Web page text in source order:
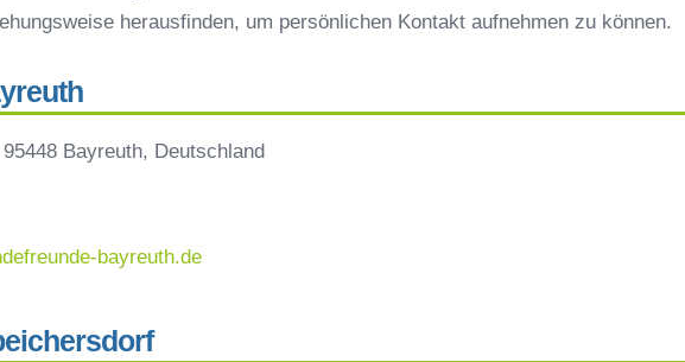
herausfinden, um persönlichen Kontakt aufnehmen zu können.
Bayreuth, Deutschland
bayreuth.de